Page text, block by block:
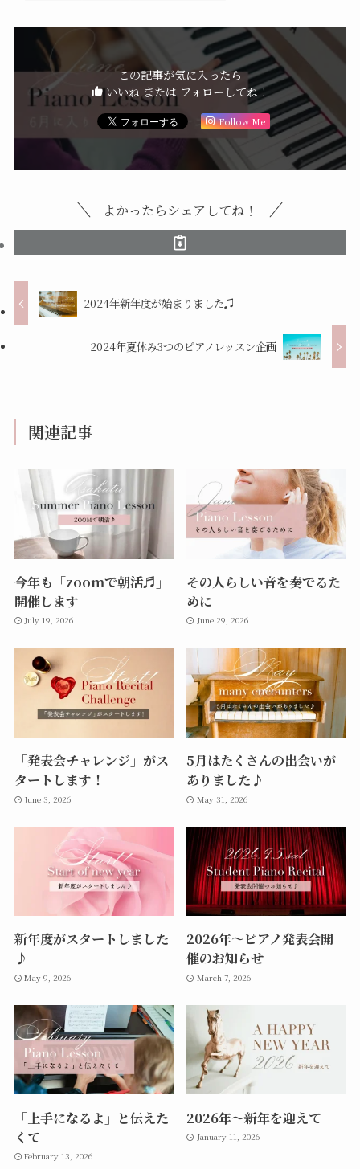
この記事が気に入ったら
いいね または フォローしてね！
Follow Me
よかったらシェアしてね！
2024年新年度が始まりました♫
2024年夏休み3つのピアノレッスン企画
関連記事
今年も「zoomで朝活♬」
開催します
July 19, 2026
その人らしい音を奏でるた
めに
June 29, 2026
「発表会チャレンジ」がス
タートします！
June 3, 2026
5月はたくさんの出会いが
ありました♪
May 31, 2026
新年度がスタートしました
♪
May 9, 2026
2026年〜ピアノ発表会開
催のお知らせ
March 7, 2026
「上手になるよ」と伝えた
くて
February 13, 2026
2026年〜新年を迎えて
January 11, 2026